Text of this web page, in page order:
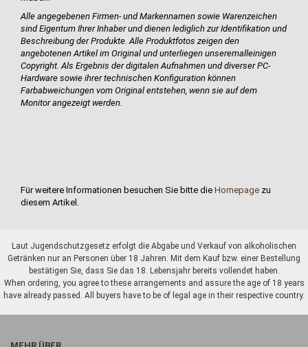
Alle angegebenen Firmen- und Markennamen sowie Warenzeichen
sind Eigentum Ihrer Inhaber und dienen lediglich zur Identifikation und
Beschreibung der Produkte.Alle Produktfotos zeigen den
angebotenen Artikel im Original und unterliegen unseremalleinigen
Copyright. Als Ergebnis der digitalen Aufnahmen und diverser PC-
Hardware sowie ihrer technischen Konfiguration können
Farbabweichungen vom Original entstehen, wenn sie auf dem
Monitor angezeigt werden.
Für weitere Informationen besuchen Sie bitte die Homepage zu
diesem Artikel.
Laut Jugendschutzgesetz erfolgt die Abgabe und Verkauf von alkoholischen
Getränken nur an Personen über 18 Jahren. Mit dem Kauf bzw. einer Bestellung
bestätigen Sie, dass Sie das 18. Lebensjahr bereits vollendet haben.
When ordering, you agree to these arrangements and assure the age of 18 years
have already passed. All buyers have to be of legal age in their respective country.